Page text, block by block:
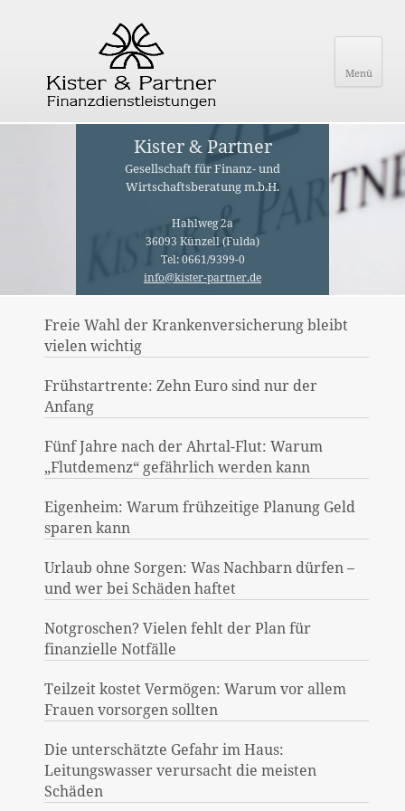
Menü
Kister & Partner
Gesellschaft für Finanz- und
Wirtschaftsberatung m.b.H.
Hahlweg 2a
36093 Künzell (Fulda)
Tel: 0661/9399-0
info@kister-partner.de
Freie Wahl der Krankenversicherung bleibt
vielen wichtig
Frühstartrente: Zehn Euro sind nur der
Anfang
Fünf Jahre nach der Ahrtal-Flut: Warum
„Flutdemenz“ gefährlich werden kann
Eigenheim: Warum frühzeitige Planung Geld
sparen kann
Urlaub ohne Sorgen: Was Nachbarn dürfen –
und wer bei Schäden haftet
Notgroschen? Vielen fehlt der Plan für
finanzielle Notfälle
Teilzeit kostet Vermögen: Warum vor allem
Frauen vorsorgen sollten
Die unterschätzte Gefahr im Haus:
Leitungswasser verursacht die meisten
Schäden